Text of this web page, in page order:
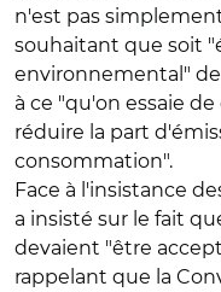
n'est pas
souhaitant que soit
environnemental"
à ce "qu'on essaie
réduire la part
consommation".
Face à l'insistance
a insisté sur le fait
devaient "être
rappelant que la